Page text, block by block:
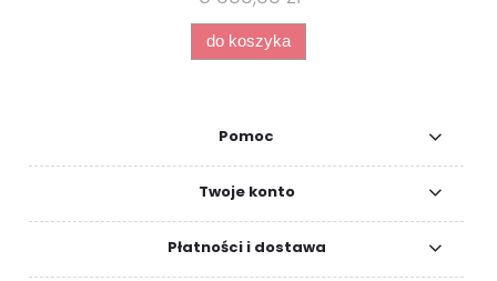
do koszyka
Pomoc
Twoje konto
Płatności i dostawa